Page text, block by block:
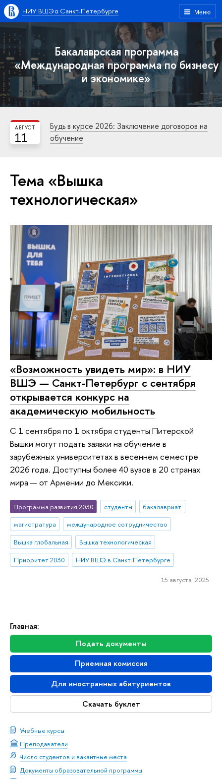
Меню
НИУ ВШЭ в Санкт-Петербурге
Бакалаврская программа
«Международная программа по бизнесу
и экономике»
11
АВГУСТ
Будь в курсе 2026: Заключение договоров на
обучение
Главная:
Подать документы
Приемная комиссия
Для иностранных абитуриентов
Скачать буклет
Учебные курсы
Преподаватели
Число студентов и вакантные места
Документы образовательной программы
Тема «Вышка
технологическая»
«Возможность увидеть мир»: в НИУ
ВШЭ — Санкт-Петербург с сентября
открывается конкурс на
академическую мобильность
С 1 сентября по 1 октября студенты Питерской
Вышки могут подать заявки на обучение в
зарубежных университетах в весеннем семестре
2026 года. Доступны более 40 вузов в 20 странах
мира — от Армении до Мексики.
Программа развития 2030 студенты
бакалавриат
магистратура
международное сотрудничество
Вышка глобальная
Вышка технологическая
Приоритет 2030
НИУ ВШЭ в Санкт-Петербурге
15 августа 2025